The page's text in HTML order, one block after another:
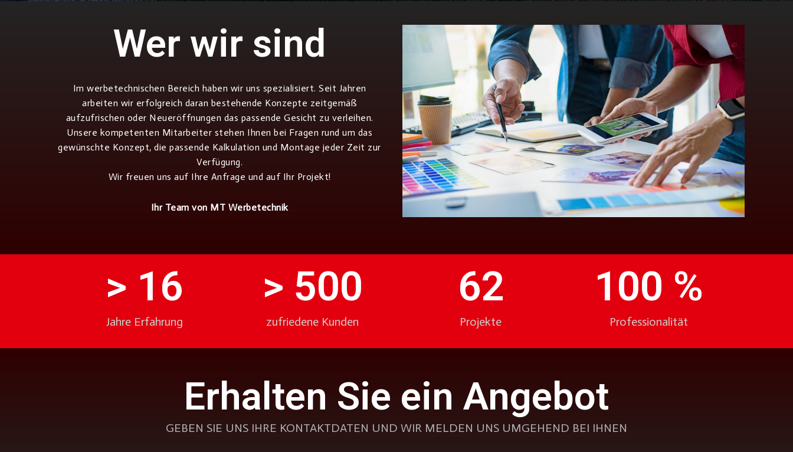
Wer wir sind
Im werbetechnischen Bereich haben wir uns spezialisiert. Seit Jahren
arbeiten wir erfolgreich daran bestehende Konzepte zeitgemäß
aufzufrischen oder Neueröffnungen das passende Gesicht zu verleihen.
Unsere kompetenten Mitarbeiter stehen Ihnen bei Fragen rund um das
gewünschte Konzept, die passende Kalkulation und Montage jeder Zeit zur
Verfügung.
Wir freuen uns auf Ihre Anfrage und auf Ihr Projekt!
Ihr Team von MT Werbetechnik
> 16
Jahre Erfahrung
> 500
zufriedene Kunden
62
Projekte
100 %
Professionalität
Erhalten Sie ein Angebot
GEBEN SIE UNS IHRE KONTAKTDATEN UND WIR MELDEN UNS UMGEHEND BEI IHNEN